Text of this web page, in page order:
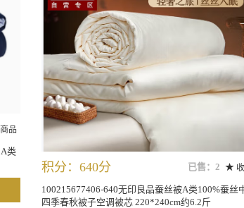
品
类
已售：2
积分：640分
100215677406-640无印良品蚕丝被A类100%蚕丝
四季春秋被子空调被芯 220*240cm约6.2斤